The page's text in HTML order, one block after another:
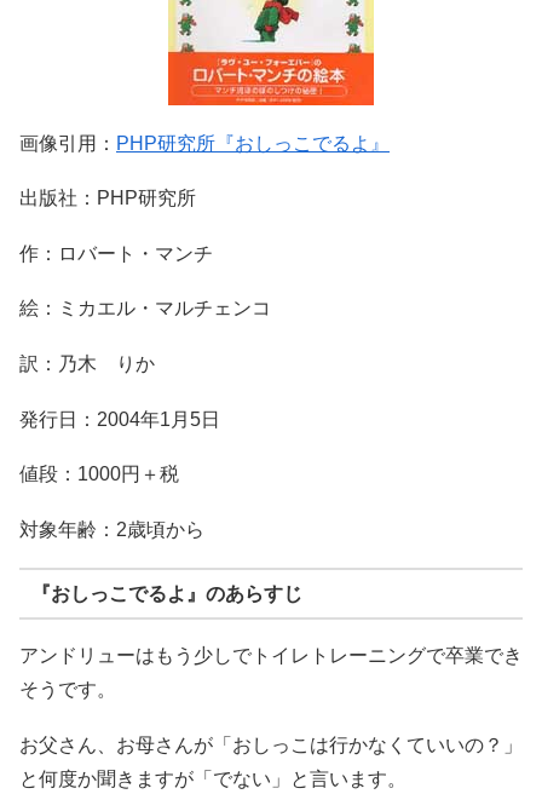
画像引用： PHP研究所『おしっこでるよ』
出版社：PHP研究所
作：ロバート・マンチ
絵：ミカエル・マルチェンコ
訳：乃木 りか
発行日：2004年1月5日
値段：1000円＋税
対象年齢：2歳頃から
『おしっこでるよ』のあらすじ
アンドリューはもう少しでトイレトレーニングで卒業でき
そうです。
お父さん、お母さんが「おしっこは行かなくていいの？」
と何度か聞きますが「でない」と言います。